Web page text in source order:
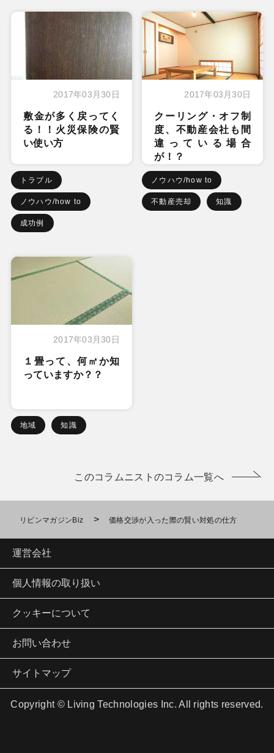
2017年03月30日
敷金が多く戻ってく
る！！火災保険の賢
い使い方
トラブル
ノウハウ/how to
成功例
2017年03月30日
クーリング・オフ制
度、不動産会社も間
違っている場合
が！？
ノウハウ/how to
不動産売却 知識
2017年03月30日
１畳って、何㎡か知
っていますか？？
地域 知識
このコラムニストのコラム一覧へ
リビンマガジンBiz > 価格交渉が入った際の賢い対処の仕方
運営会社
個人情報の取り扱い
クッキーについて
お問い合わせ
サイトマップ
Copyright © Living Technologies Inc. All rights reserved.